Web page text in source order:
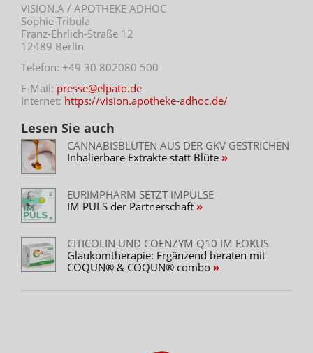
VISION.A / APOTHEKE ADHOC
Sophie Tribula
Franz-Ehrlich-Straße 12
12489 Berlin
Telefon: +49 30 802080 500
E-Mail: presse@elpato.de
Internet: https://vision.apotheke-adhoc.de/
Lesen Sie auch
CANNABISBLÜTEN AUS DER GKV GESTRICHEN
Inhalierbare Extrakte statt Blüte
EURIMPHARM SETZT IMPULSE
IM PULS der Partnerschaft
CITICOLIN UND COENZYM Q10 IM FOKUS
Glaukomtherapie: Ergänzend beraten mit
COQUN® & COQUN® combo